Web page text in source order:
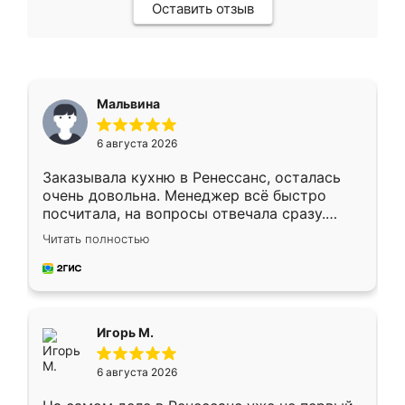
Оставить отзыв
Мальвина
6 августа 2026
Заказывала кухню в Ренессанс, осталась
очень довольна. Менеджер всё быстро
посчитала, на вопросы отвечала сразу.
Замерщик приехал в субботу, подошёл к
делу со всей ответственностью. Собрали
за день, ребята работали аккуратно, даже
Читать полностью
Игорь М.
6 августа 2026